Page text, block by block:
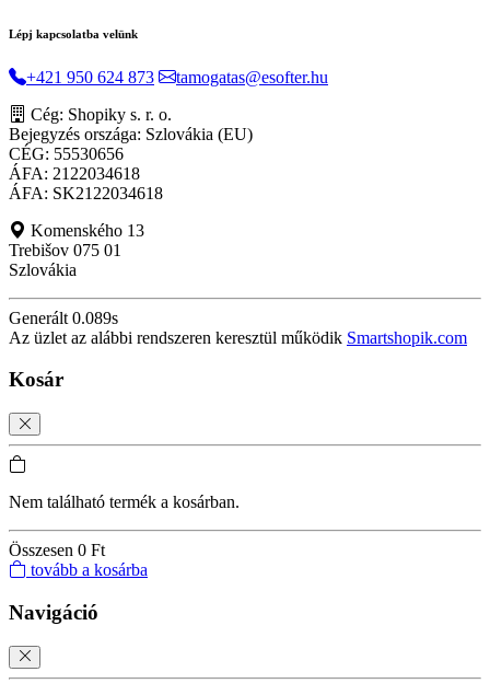
Lépj kapcsolatba velünk
+421 950 624 873
tamogatas@esofter.hu
Cég: Shopiky s. r. o.
Bejegyzés országa: Szlovákia (EU)
CÉG: 55530656
ÁFA: 2122034618
ÁFA: SK2122034618
Komenského 13
Trebišov 075 01
Szlovákia
Generált 0.089s
Az üzlet az alábbi rendszeren keresztül működik Smartshopik.com
Kosár
Nem található termék a kosárban.
Összesen 0 Ft
tovább a kosárba
Navigáció